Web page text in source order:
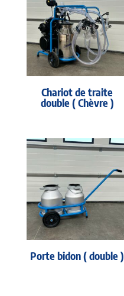
Chariot de traite
double ( Chèvre )
Porte bidon ( double )